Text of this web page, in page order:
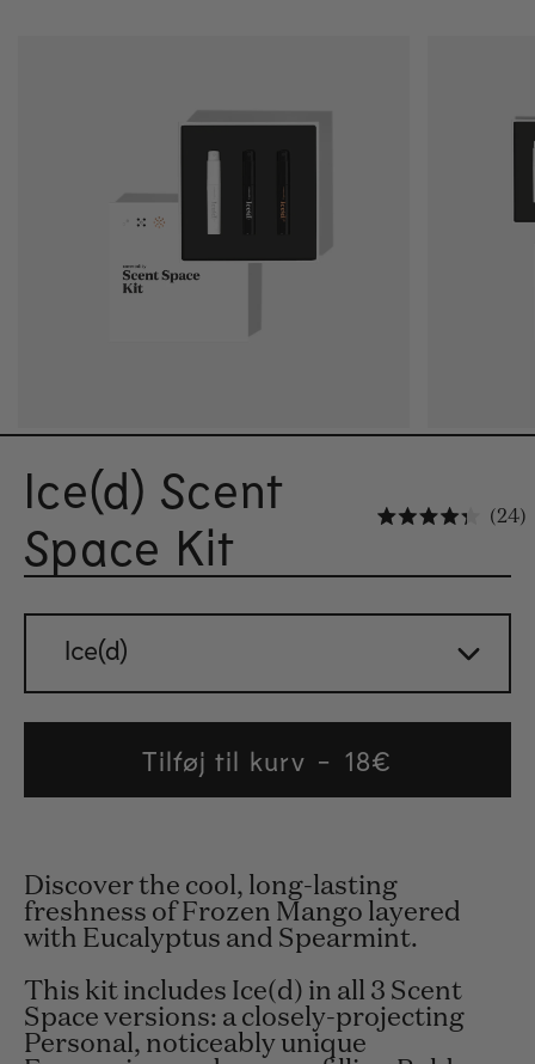
Ice(d) Scent
Space Kit
24
Ice(d)
Tilføj til kurv
Regular
price
18€
Discover the cool, long-lasting
freshness of Frozen Mango layered
with Eucalyptus and Spearmint.
This kit includes Ice(d) in all 3 Scent
Space versions: a closely-projecting
Personal, noticeably unique